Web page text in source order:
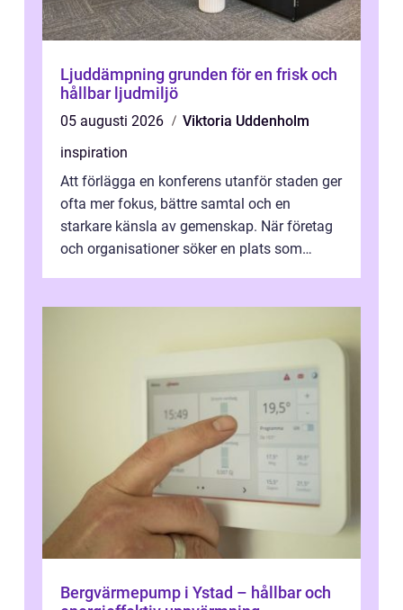
Ljuddämpning grunden för en frisk och
hållbar ljudmiljö
05 augusti 2026
Viktoria Uddenholm
inspiration
Att förlägga en konferens utanför staden ger
ofta mer fokus, bättre samtal och en
starkare känsla av gemenskap. När företag
och organisationer söker en plats som
Bergvärmepump i Ystad – hållbar och